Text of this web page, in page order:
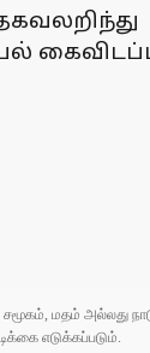
மதம் அல்லது
எடுக்கப்படும்.